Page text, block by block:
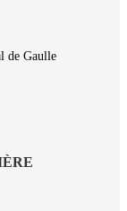
de Gaulle